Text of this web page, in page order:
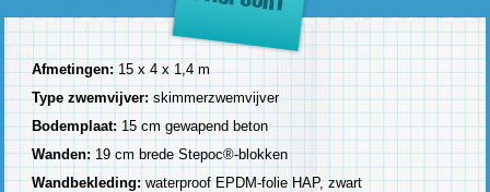
Afmetingen:15 x 4 x 1,4 m
Type zwemvijver:skimmerzwemvijver
Bodemplaat: 15 cm gewapend beton
Wanden: 19 cm brede Stepoc®-blokken
Wandbekleding:waterproof EPDM-folie HAP, zwart